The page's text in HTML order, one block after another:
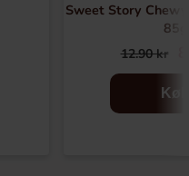
Sweet Story
85g
12.90 kr
Køb